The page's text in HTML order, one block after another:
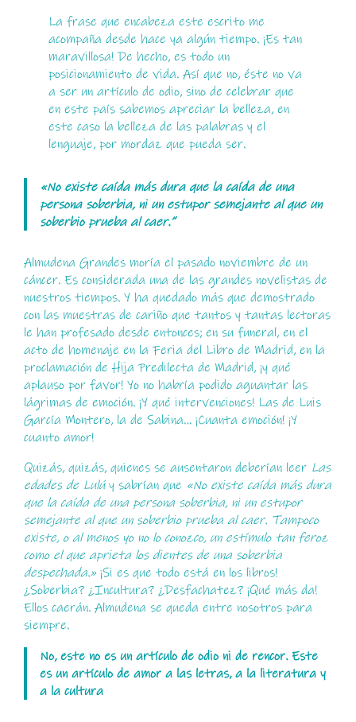
La frase que encabeza este escrito me
acompaña desde hace ya algún tiempo. ¡Es tan
maravillosa! De hecho, es todo un
posicionamiento de vida. Así que no, éste no va
a ser un artículo de odio, sino de celebrar que
en este país sabemos apreciar la belleza, en
este caso la belleza de las palabras y el
lenguaje, por mordaz que pueda ser.
«No existe caída más dura que la caída de una
persona soberbia, ni un estupor semejante al que un
soberbio prueba al caer.”
Almudena Grandes moría el pasado noviembre de un
cáncer. Es considerada una de las grandes novelistas de
nuestros tiempos. Y ha quedado más que demostrado
con las muestras de cariño que tantos y tantas lectoras
le han profesado desde entonces; en su funeral, en el
acto de homenaje en la Feria del Libro de Madrid, en la
proclamación de Hija Predilecta de Madrid, ¡y qué
aplauso por favor! Yo no habría podido aguantar las
lágrimas de emoción. ¡Y qué intervenciones! Las de Luis
García Montero, la de Sabina… ¡Cuanta emoción! ¡Y
cuanto amor!
Quizás, quizás, quienes se ausentaron deberían leer Las
edades de Lulúy sabrían que «No existe caída más dura
que la caída de una persona soberbia, ni un estupor
semejante al que un soberbio prueba al caer. Tampoco
existe, o al menos yo no lo conozco, un estímulo tan feroz
como el que aprieta los dientes de una soberbia
despechada.»¡Si es que todo está en los libros!
¿Soberbia? ¿Incultura? ¿Desfachatez? ¡Qué más da!
Ellos caerán. Almudena se queda entre nosotros para
siempre.
No, este no es un artículo de odio ni de rencor. Este
es un artículo de amor a las letras, a la literatura y
a la cultura